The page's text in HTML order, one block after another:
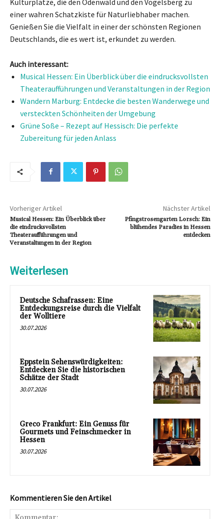
einer wahren Schatzkiste für Naturliebhaber machen.
Genießen Sie die Vielfalt in einer der schönsten Regionen
Deutschlands, die es wert ist, erkundet zu werden.
Auch interessant:
Musical Hessen: Ein Überblick über die eindrucksvollsten
Theateraufführungen und Veranstaltungen in der Region
Wandern Marburg: Entdecke die besten Wanderwege und
versteckten Schönheiten der Umgebung
Grüne Soße – Rezept auf Hessisch: Die perfekte
Zubereitung für jeden Anlass
Vorheriger Artikel
Musical Hessen: Ein Überblick über
die eindrucksvollsten
Theateraufführungen und
Veranstaltungen in der Region
Nächster Artikel
Pfingstrosengarten Lorsch: Ein
blühendes Paradies in Hessen
entdecken
Weiterlesen
Deutsche Schafrassen: Eine
Entdeckungsreise durch die Vielfalt
der Wolltiere
30.07.2026
Eppstein Sehenswürdigkeiten:
Entdecken Sie die historischen
Schätze der Stadt
30.07.2026
Greco Frankfurt: Ein Genuss für
Gourmets und Feinschmecker in
Hessen
30.07.2026
Kommentieren Sie den Artikel